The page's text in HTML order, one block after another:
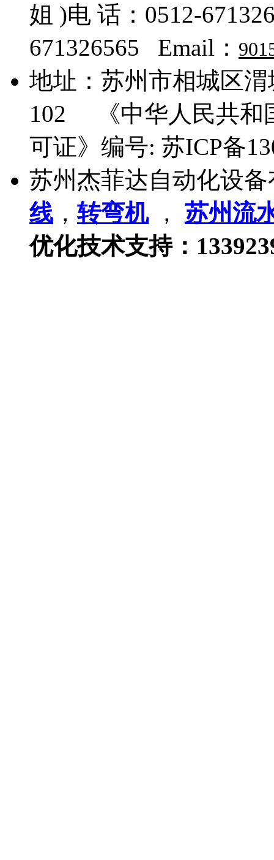
姐 )电 话：0512-
671326565 Email：
地址： 苏州市相城区
102
《中华人民共和
可证》编号: 苏ICP备
苏州杰菲达自动化设
线 ， 转弯机， 苏州流
优化技术支持：